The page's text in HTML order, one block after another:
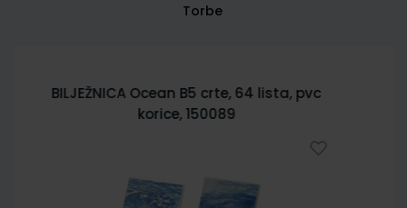
Torbe
BILJEŽNICA City Sketch B5 crte, 64 lista,
pvc korice 150085